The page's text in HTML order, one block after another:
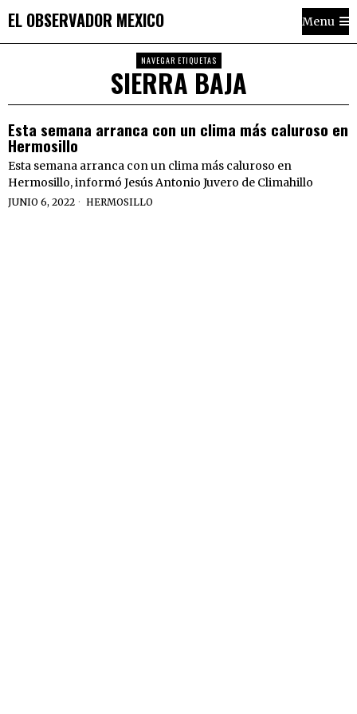
EL OBSERVADOR MEXICO Menu
NAVEGAR ETIQUETAS
SIERRA BAJA
Esta semana arranca con un clima más caluroso en
Hermosillo
Esta semana arranca con un clima más caluroso en
Hermosillo, informó Jesús Antonio Juvero de Climahillo
JUNIO 6, 2022 HERMOSILLO